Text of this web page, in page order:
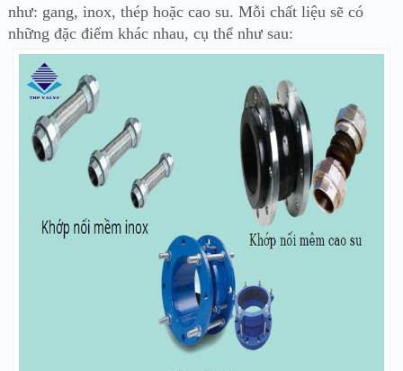
như: gang, inox, thép hoặc cao su. Mỗi chất liệu sẽ có
những đặc điểm khác nhau, cụ thể như sau: